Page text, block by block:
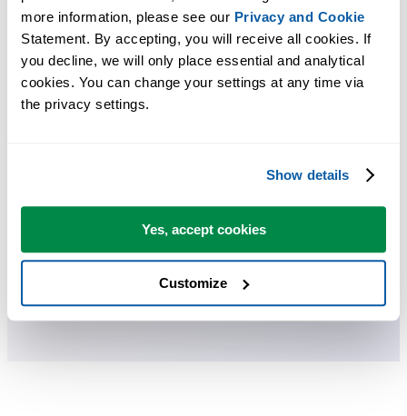
more information, please see our Privacy and Cookie
Statement. By accepting, you will receive all cookies. If
you decline, we will only place essential and analytical
cookies. You can change your settings at any time via
the privacy settings.
Show details
Yes, accept cookies
Customize
ASAP Utilities te ayuda a ahorrar tiempo y a hacer cosas que Excel
por sí solo no puede hacer.
La mayoría de los usuarios empiezan con unas pocas herramientas.
Muchos terminan usando ASAP Utilities a diario.